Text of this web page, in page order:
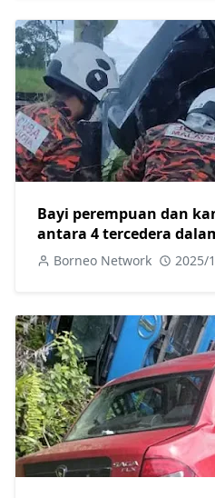
Bayi perempuan dan
antara 4 tercedera
Borneo Network 2025/